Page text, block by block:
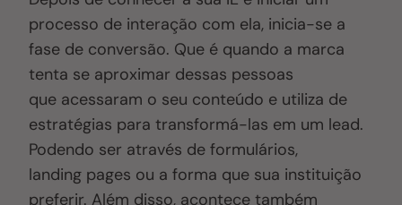
processo de interação com ela, inicia-se a
fase de conversão. Que é quando a marca
tenta se aproximar dessas pessoas
que acessaram o seu conteúdo e utiliza de
estratégias para transformá-las em um lead.
Podendo ser através de formulários,
landing pages ou a forma que sua instituição
preferir. Além disso, acontece também